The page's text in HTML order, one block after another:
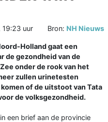
19:23 uur Bron: NH Nieuws
Holland gaat een
de gezondheid van de
onder de rook van het
zullen urinetesten
of de uitstoot van Tata
de volksgezondheid.
een brief aan de provincie